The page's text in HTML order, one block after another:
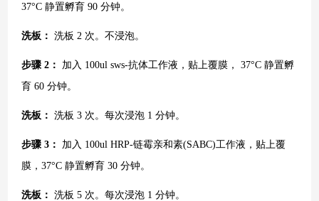
37°C 静置孵育 90 分钟。
洗板： 洗板 2 次。不浸泡。
步骤 2： 加入 100ul sws-抗体工作液，贴上覆膜， 37°C 静置孵
育 60 分钟。
洗板： 洗板 3 次。每次浸泡 1 分钟。
步骤 3： 加入 100ul HRP-链霉亲和素(SABC)工作液，贴上覆
膜，37°C 静置孵育 30 分钟。
洗板： 洗板 5 次。每次浸泡 1 分钟。